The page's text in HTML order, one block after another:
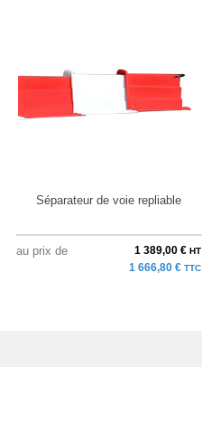
Séparateur de voie repliable
au prix de 1 389,00 € HT
1 666,80 € TTC